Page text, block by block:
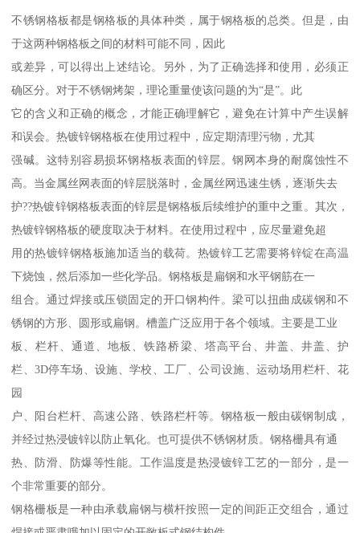
不锈钢格板都是钢格板的具体种类，属于钢格板的总类。但是，由
于这两种钢格板之间的材料可能不同，因此
或差异，可以得出上述结论。另外，为了正确选择和使用，必须正
确区分。对于不锈钢烤架，理论重量使该问题的为“是”。此
它的含义和正确的概念，才能正确理解它，避免在计算中产生误解
和误会。热镀锌钢格板在使用过程中，应定期清理污物，尤其
强碱。这特别容易损坏钢格板表面的锌层。钢网本身的耐腐蚀性不
高。当金属丝网表面的锌层脱落时，金属丝网迅速生锈，逐渐失去
护??热镀锌钢格板表面的锌层是钢格板后续维护的重中之重。其次，
热镀锌钢格板的硬度取决于材料。在使用过程中，应尽量避免超
用的热镀锌钢格板施加适当的载荷。热镀锌工艺需要将锌锭在高温
下烧蚀，然后添加一些化学品。钢格板是扁钢和水平钢筋在一
组合。通过焊接或压锁固定的开口钢构件。梁可以扭曲成碳钢和不
锈钢的方形、圆形或扁钢。槽盖广泛应用于各个领域。主要是工业
板、栏杆、通道、地板、铁路桥梁、塔高平台、井盖、井盖、护
栏、3D停车场、设施、学校、工厂、公司设施、运动场用栏杆、花
园
户、阳台栏杆、高速公路、铁路栏杆等。钢格板一般由碳钢制成，
并经过热浸镀锌以防止氧化。也可提供不锈钢材质。钢格栅具有通
热、防滑、防爆等性能。工作温度是热浸镀锌工艺的一部分，是一
个非常重要的部分。
钢格栅板是一种由承载扁钢与横杆按照一定的间距正交组合，通过